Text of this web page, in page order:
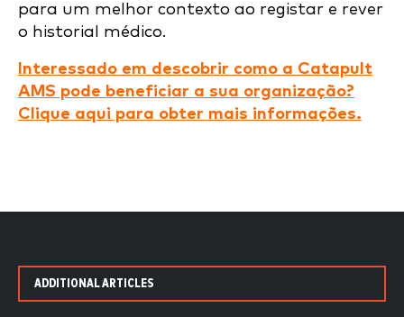
para um melhor contexto ao registar e rever
o historial médico.
Interessado em descobrir como a Catapult
AMS pode beneficiar a sua organização?
Clique aqui para obter mais informações.
ADDITIONAL ARTICLES